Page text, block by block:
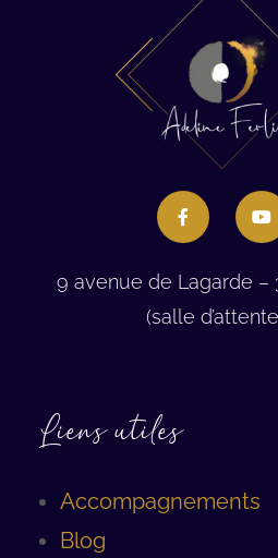
9 avenue de Lagarde –
(salle
Liens utiles
Accompagnements
Blog